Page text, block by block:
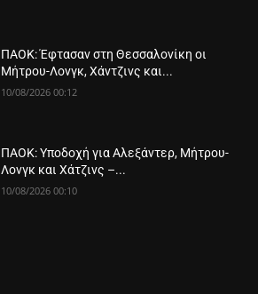
ΠΑΟΚ: Έφτασαν στη Θεσσαλονίκη οι
Μήτρου-Λονγκ, Χάντζινς και...
10/08/2026 00:12
ΠΑΟΚ: Υποδοχή για Αλεξάντερ, Μήτρου-
Λονγκ και Χάτζινς –...
10/08/2026 00:10